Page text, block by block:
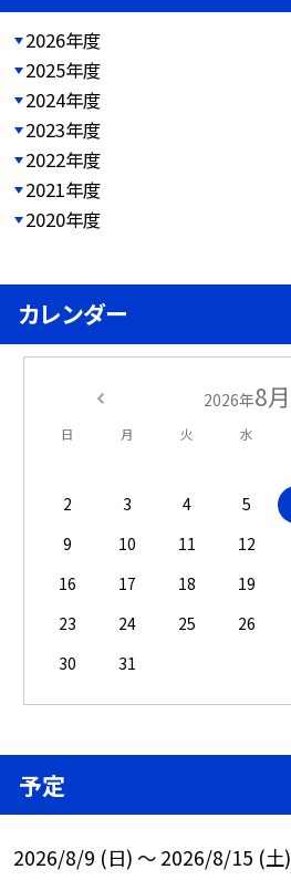
2026年度
2025年度
2024年度
2023年度
2022年度
2021年度
2020年度
カレンダー
2026年8月
日 月 火 水
2
3 4 5
9
10 11 12
16
17 18 19
23
24 25 26
30
31
予定
2026/8/9 (日) ～ 2026/8/15 (土)